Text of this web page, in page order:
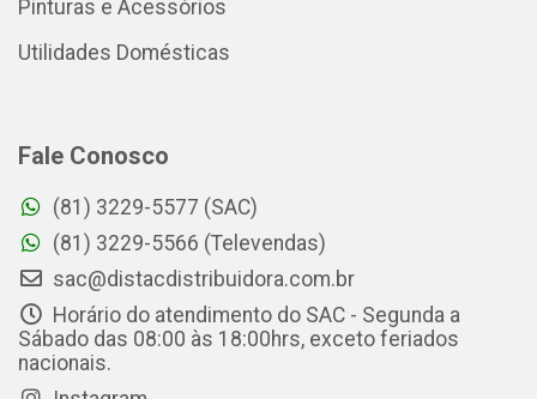
Pinturas e Acessórios
Utilidades Domésticas
Fale Conosco
(81) 3229-5577 (SAC)
(81) 3229-5566 (Televendas)
sac@distacdistribuidora.com.br
Horário do atendimento do SAC - Segunda a
Sábado das 08:00 às 18:00hrs, exceto feriados
nacionais.